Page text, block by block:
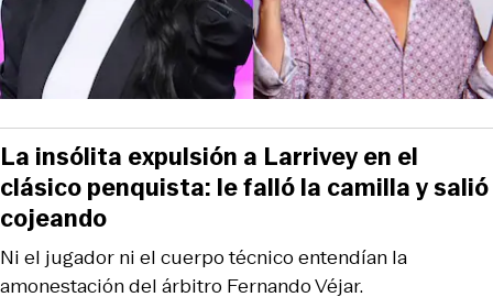
Ni el jugador ni el cuerpo técnico entendían la
amonestación del árbitro Fernando Véjar.
La insólita expulsión a Larrivey en el
clásico penquista: le falló la camilla y salió
cojeando